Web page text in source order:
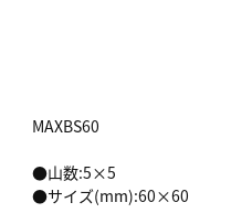
MAXBS60
●山数:5×5
●サイズ(mm):60×60